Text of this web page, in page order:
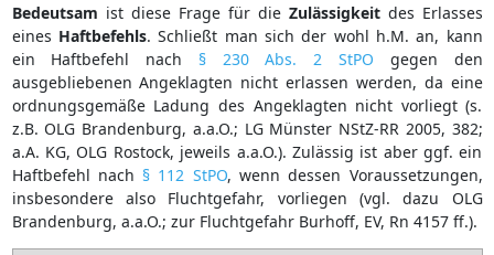
Bedeutsam ist diese Frage für die Zulässigkeitdes Erlasses
eines Haftbefehls. Schließt man sich der wohl h.M. an, kann
ein Haftbefehl nach § 230 Abs. 2 StPO gegen den
ausgebliebenen Angeklagten nicht erlassen werden, da eine
ordnungsgemäße Ladung des Angeklagten nicht vorliegt (s.
z.B. OLG Brandenburg, a.a.O.; LG Münster NStZ-RR 2005, 382;
a.A. KG, OLG Rostock, jeweils a.a.O.). Zulässig ist aber ggf. ein
Haftbefehl nach § 112 StPO, wenn dessen Voraussetzungen,
insbesondere also Fluchtgefahr, vorliegen (vgl. dazu OLG
Brandenburg, a.a.O.; zur Fluchtgefahr Burhoff, EV, Rn 4157 ff.).